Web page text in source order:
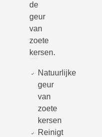
de
geur
van
zoete
kersen.
Natuurlijke
geur
van
zoete
kersen
Reinigt